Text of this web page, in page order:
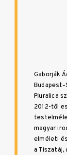
Gaborják
Pluralica
2012-től
magyar
elméleti
a Tiszatáj,